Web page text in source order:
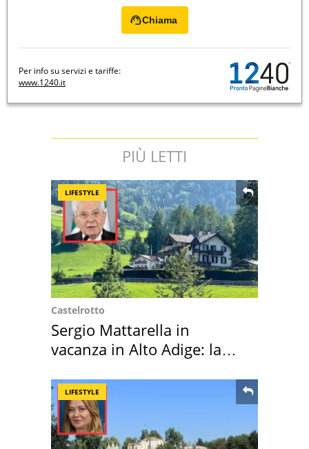
Chiama
Per info su servizi e tariffe:
www.1240.it
PIÙ LETTI
LIFESTYLE
Castelrotto
Sergio Mattarella in
vacanza in Alto Adige: la
LIFESTYLE